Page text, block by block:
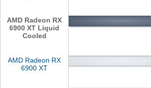
AMD Radeon RX
6900 XT Liquid
Cooled
AMD Radeon RX
6900 XT